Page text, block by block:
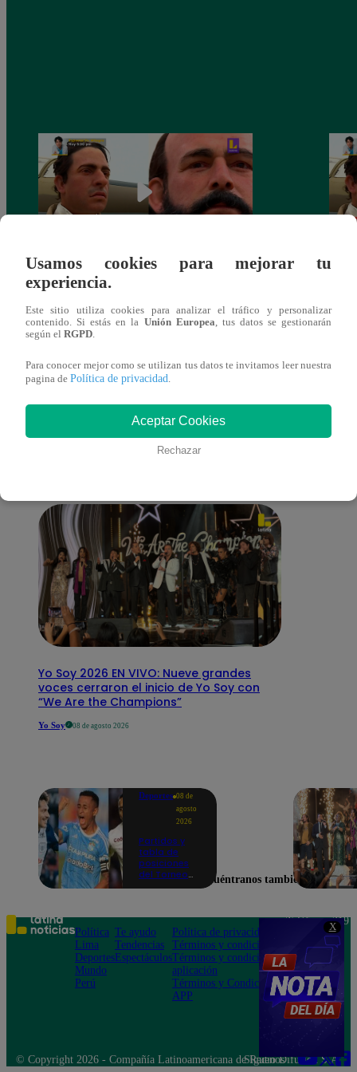
X
90 Matinal – Lunes 16 de agosto del 2021
También te puede
interesar
Yo Soy 2026 EN VIVO: Nueve grandes
voces cerraron el inicio de Yo Soy con
“We Are the Champions”
Yo Soy 08 de agosto 2026
Deportes 08 de
agosto
2026
Partidos y
tabla de
posiciones
del Torneo
en la fecha 4
Usamos cookies para mejorar tu
experiencia.
Este sitio utiliza cookies para analizar el tráfico y personalizar
contenido. Si estás en la Unión Europea, tus datos se gestionarán
según el RGPD.
Para conocer mejor como se utilizan tus datos te invitamos leer nuestra
pagina de Política de privacidad.
Aceptar Cookies
Rechazar
Encuéntranos también en
Política
Lima
Deportes
Mundo
Perú
Te ayudo
Tendencias
Espectáculos
Política de privacidad
Términos y condiciones
Términos y condiciones
aplicación
Términos y Condiciones
APP
Teléfono: 219
Av. San
Felipe 968
Jesús María
© Copyright 2026 - Compañía Latinoamericana de Radio Difusión S.A.
Síguenos